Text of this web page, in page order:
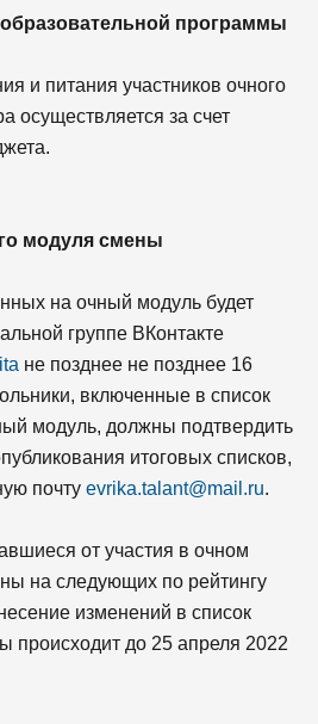
программы
и питания участников очного
осуществляется за счет
модуля смены
на очный модуль будет
группе ВКонтакте
не позднее не позднее 16
включенные в список
модуль, должны подтвердить
итоговых списков,
почту evrika.talant@mail.ru.
от участия в очном
на следующих по рейтингу
изменений в список
происходит до 25 апреля 2022